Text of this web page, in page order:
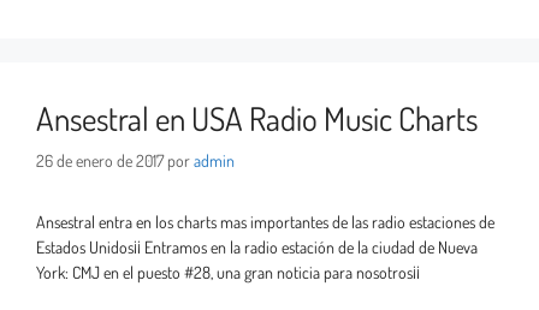
Ansestral en USA Radio Music Charts
26 de enero de 2017 poradmin
Ansestral entra en los charts mas importantes de las radio estaciones de
Estados Unidos¡¡ Entramos en la radio estación de la ciudad de Nueva
York: CMJ en el puesto #28, una gran noticia para nosotros¡¡